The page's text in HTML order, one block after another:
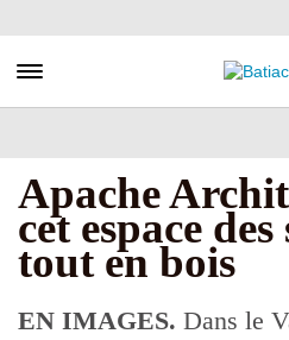
au
principal
Toggle navigation
Apache
cet espace
tout en bois
EN IMAGES. Dans le